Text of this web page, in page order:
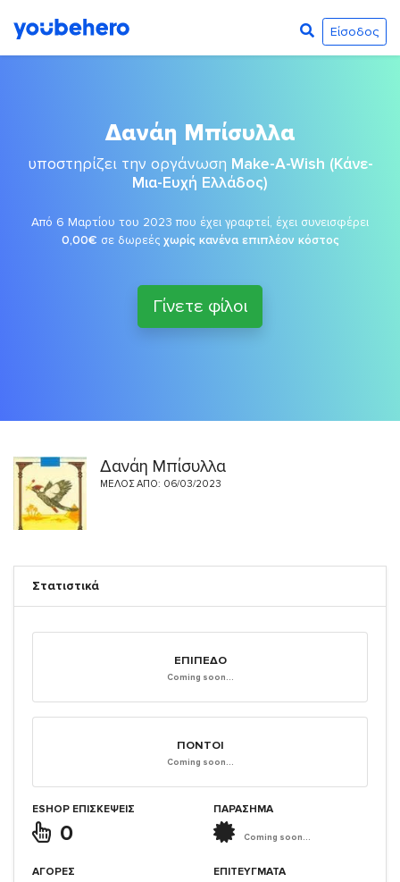
Είσοδος
Δανάη Μπίσυλλα
υποστηρίζει την οργάνωση Make-A-Wish (Κάνε-
Μια-Ευχή Ελλάδος)
Από 6 Μαρτίου του 2023 που έχει γραφτεί, έχει συνεισφέρει
0,00€ σε δωρεές χωρίς κανένα επιπλέον κόστος
Γίνετε φίλοι
Δανάη Μπίσυλλα
ΜΈΛΟΣ ΑΠΌ: 06/03/2023
Στατιστικά
ΕΠΊΠΕΔΟ
Coming soon...
ΠΌΝΤΟΙ
Coming soon...
ESHOP ΕΠΙΣΚΈΨΕΙΣ
0
ΑΓΟΡΈΣ
ΠΑΡΑΣΗΜΑ
Coming soon...
ΕΠΙΤΕΎΓΜΑΤΑ